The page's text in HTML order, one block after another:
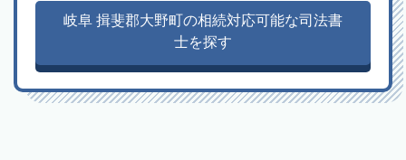
岐阜 揖斐郡大野町の相続対応可能な司法書
士を探す